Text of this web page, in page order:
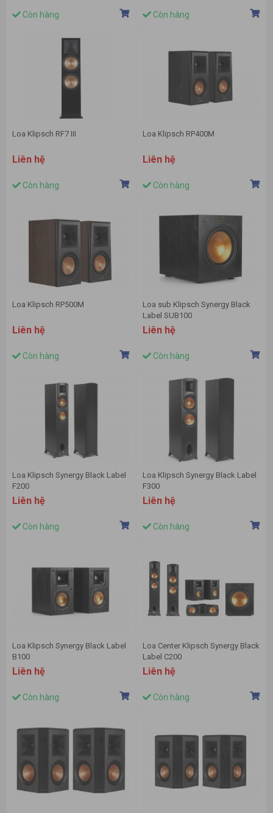
Còn hàng Còn hàng
Loa Klipsch RF7 III
Liên hệ
Còn hàng
Loa Klipsch RP400M
Liên hệ
Còn hàng
Loa Klipsch RP500M
Liên hệ
Còn hàng
Loa sub Klipsch Synergy Black
Label SUB100
Liên hệ
Còn hàng
Loa Klipsch Synergy Black Label
F200
Liên hệ
Còn hàng
Loa Klipsch Synergy Black Label
F300
Liên hệ
Còn hàng
Loa Klipsch Synergy Black Label
B100
Liên hệ
Còn hàng
Loa Center Klipsch Synergy Black
Label C200
Liên hệ
Còn hàng